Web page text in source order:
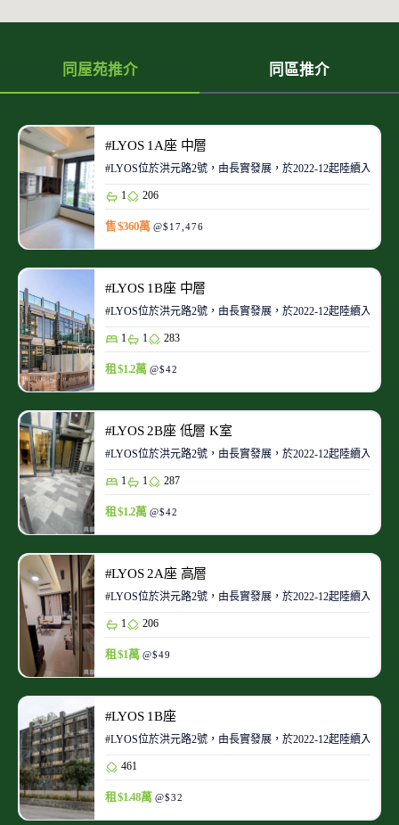
同屋苑推介 同區推介
#LYOS 1A座 中層
#LYOS位於洪元路2號，由長實發展，於2022-12起陸續入伙
1 206
售 $360萬 @$17,476
#LYOS 1B座 中層
#LYOS位於洪元路2號，由長實發展，於2022-12起陸續入伙
1 1 283
租 $1.2萬 @$42
#LYOS 2B座 低層 K室
#LYOS位於洪元路2號，由長實發展，於2022-12起陸續入伙
1 1 287
租 $1.2萬 @$42
#LYOS 2A座 高層
#LYOS位於洪元路2號，由長實發展，於2022-12起陸續入伙
1 206
租 $1萬 @$49
#LYOS 1B座
#LYOS位於洪元路2號，由長實發展，於2022-12起陸續入伙
461
租 $1.48萬 @$32